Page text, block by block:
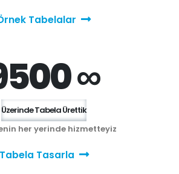
Tabelalar
∞
Üzerinde Tabela Ürettik
her yerinde hizmetteyiz
Tabela Tasarla